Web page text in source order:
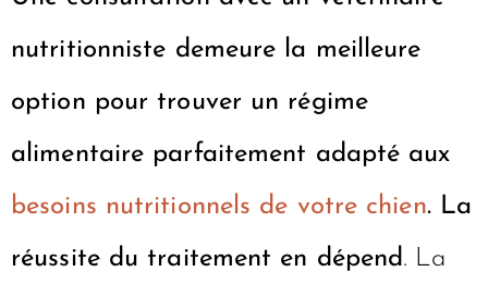
nutritionniste demeure la meilleure
option pour trouver un régime
alimentaire parfaitement adapté aux
besoins nutritionnels de votre chien. La
réussite du traitement en dépend. La